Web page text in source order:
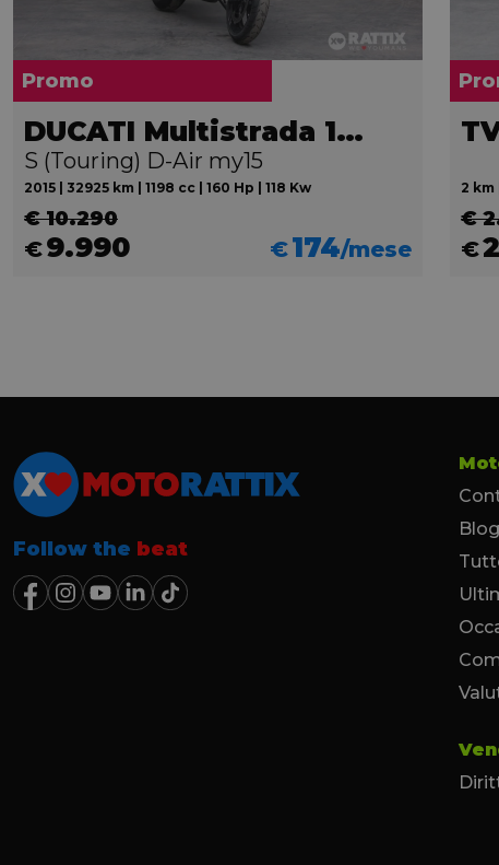
Promo
DUCATI Multistrada 1200
S (Touring) D-Air my15
2015 | 32925 km | 1198 cc | 160 Hp | 118 Kw
€ 10.290
€9.990 €174/mese
2 km
€
€
Follow the beat
Blog